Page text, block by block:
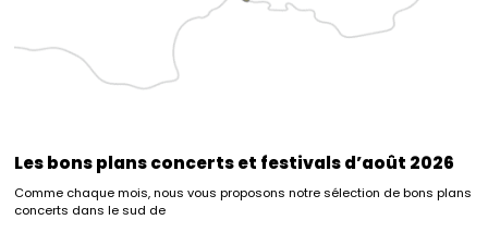
Les bons plans concerts et festivals d’août 2026
Comme chaque mois, nous vous proposons notre sélection de bons plans
concerts dans le sud de